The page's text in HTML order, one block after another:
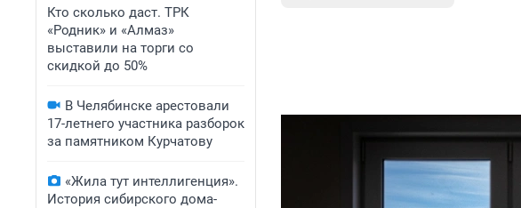
Кто сколько даст. ТРК
«Родник» и «Алмаз»
выставили на торги со
скидкой до 50%
В Челябинске арестовали
17-летнего участника разборок
за памятником Курчатову
«Жила тут интеллигенция».
История сибирского дома-